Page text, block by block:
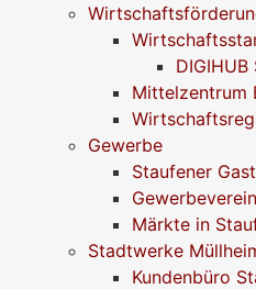
Mittelzentrum
Gewerbe
Staufener
Gewerbeverein
Märkte in
Stadtwerke
Kundenbüro